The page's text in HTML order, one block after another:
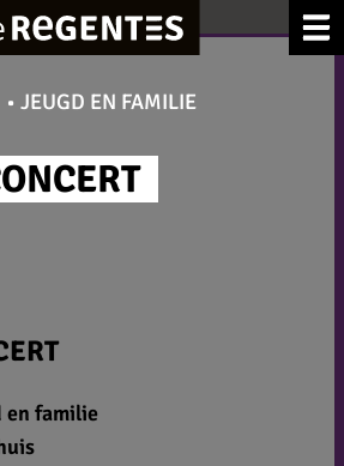
JEUGD EN FAMILIE
en familie